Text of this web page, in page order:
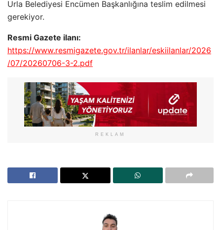
Urla Belediyesi Encümen Başkanlığına teslim edilmesi
gerekiyor.
Resmi Gazete ilanı:
https://www.resmigazete.gov.tr/ilanlar/eskiilanlar/2026
/07/20260706-3-2.pdf
REKLAM